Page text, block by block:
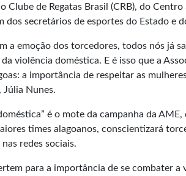
de Regatas Brasil (CRB), do
dos secretários de esportes do Estado e
a emoção dos torcedores, todos nós já
violência doméstica. E é isso que a
a importância de respeitar as
Júlia Nunes.
é o mote da campanha da
times alagoanos, conscientizará
redes sociais.
para a importância de se combater a